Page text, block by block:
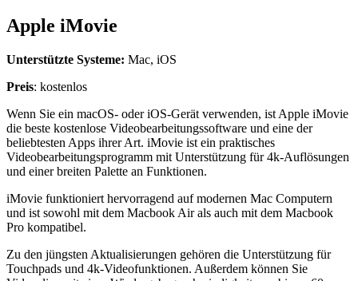
Apple iMovie
Unterstützte Systeme: Mac, iOS
Preis: kostenlos
Wenn Sie ein macOS- oder iOS-Gerät verwenden, ist Apple iMovie
die beste kostenlose Videobearbeitungssoftware und eine der
beliebtesten Apps ihrer Art. iMovie ist ein praktisches
Videobearbeitungsprogramm mit Unterstützung für 4k-Auflösungen
und einer breiten Palette an Funktionen.
iMovie funktioniert hervorragend auf modernen Mac Computern
und ist sowohl mit dem Macbook Air als auch mit dem Macbook
Pro kompatibel.
Zu den jüngsten Aktualisierungen gehören die Unterstützung für
Touchpads und 4k-Videofunktionen. Außerdem können Sie